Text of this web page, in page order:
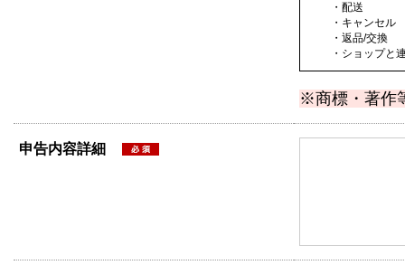
・配送
・キャンセル
・返品/交換
・ショップと連
※商標・著作
申告内容詳細